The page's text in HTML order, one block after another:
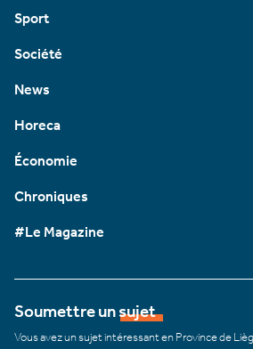
Sport
Société
News
Horeca
Économie
Chroniques
#Le Magazine
Soumettre un sujet
Vous avez un sujet intéressant en Province de